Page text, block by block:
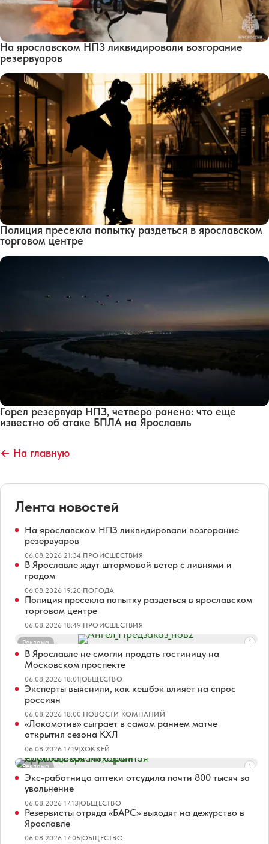
На ярославском НПЗ ликвидировали возгорание
резервуаров
Полиция пресекла попытку раздеться в ярославском
торговом центре
Горел резервуар НПЗ, четверо ранено: что еще
известно об атаке БПЛА на Ярославль
← На главную
Лента новостей
На ярославском НПЗ ликвидировали возгорание
резервуаров
06.08.2026 21:34|ПРОИСШЕСТВИЯ
В Ярославле ждут штормовой ветер с ливнями и
градом
06.08.2026 19:20|ПОГОДА
Полиция пресекла попытку раздеться в ярославском
торговом центре
06.08.2026 18:49|ПРОИСШЕСТВИЯ
Реклама
В Ярославле не смогли продать гостиницу на
Московском проспекте
06.08.2026 18:01|ОБЩЕСТВО
Эксперты выяснили, как кешбэк влияет на спрос
россиян
06.08.2026 18:00|НОВОСТИ КОМПАНИЙ
«Локомотив» сыграет в самом раннем матче
открытия сезона КХЛ
06.08.2026 17:19|ХОККЕЙ
Реклама
Экс-работница аптеки отсудила почти 800 тысяч за
увольнение
06.08.2026 17:13|ОБЩЕСТВО
Резервисты отряда «БАРС» выходят на дежурство в
Ярославле
06.08.2026 17:05|ОБЩЕСТВО